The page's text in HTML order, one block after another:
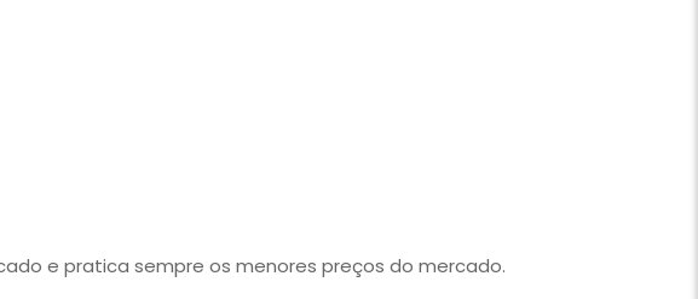
e pratica sempre os menores preços do mercado.